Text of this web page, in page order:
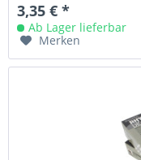
3,35 € *
Ab Lager lieferbar
Merken